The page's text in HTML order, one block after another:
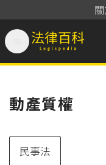
法律百科
動產質權
民事法